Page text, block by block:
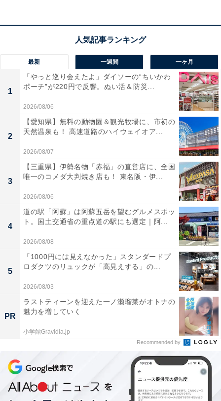
「体の疲れが一気に取れる」
これまでにAll About ニュース編集部が実施したアンケー
ト調査では、下記のような評価が寄せられています。
「体の疲れが一気に取れる温泉が沢山あるから」
（20代女性／栃木県）
「雰囲気がいいから」（20代男性／東京都）
「高原に囲まれた穏やかなロケーションは、何度訪
れても新鮮さが失われません」（40代男性／山形
県）
最新 一週間 一ヶ月
1
「やっと巡り会えたよ」ダイソーの“ちいかわ
ポーチ”が220円で反響。ぬい活＆防災...
2026/08/06
2
【愛知県】無料の動物園＆観光牧場に、市初の
天然温泉も！ 高速道路のハイウェイオア...
2026/08/07
3
【三重県】伊勢名物「赤福」の直営店に、全国
唯一のコメダ大判焼き店も！ 東名阪・伊...
2026/08/06
4
道の駅「阿蘇」は阿蘇五岳を望むグルメスポッ
ト。国土交通省の重点道の駅にも選定｜阿...
2026/08/08
5
「1000円には見えなかった」スタンダードプ
ロダクツのリュックが「高見えする」の...
2026/08/03
PR
ラストティーンを迎えた一ノ瀬瑠菜がオトナの
魅力を増していく
小学館Gravidia.jp
Recommended by